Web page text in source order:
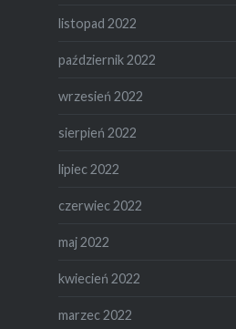
listopad 2022
październik 2022
wrzesień 2022
sierpień 2022
lipiec 2022
czerwiec 2022
maj 2022
kwiecień 2022
marzec 2022